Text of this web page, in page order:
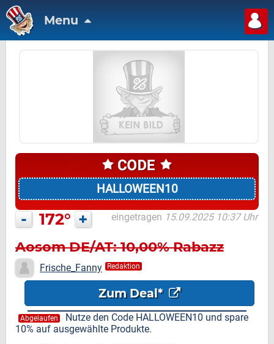
Menu
HALLOWEEN10
- 172° + eingetragen 15.09.2025 10:37 Uhr
Aosom DE/AT: 10,00% Rabazz
Frische_Fanny Redaktion
Zum Deal*
Abgelaufen
Nutze den Code HALLOWEEN10 und spare
10% auf ausgewählte Produkte.